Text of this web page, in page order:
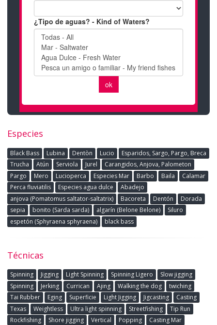
Especies
Black Bass Lubina Dentòn Lucio
Esparidos, Sargo, Pargo, Breca
Trucha
Atún Serviola Jurel
Carangidos, Anjova, Palometon
Pargo
Mero Lucioperca Especies Mar Barbo Baila
Calamar
Perca fluviatilis
Especies agua dulce
Abadejo
anjova (Pomatomus saltator-saltatrix)
Bacoreta Dentón
Dorada
sepia
bonito (Sarda sarda) algarín (Belone Belone)
Siluro
espetón (Sphyraena sphyraena)
black bass
Técnicas
Spinning Jigging Light Spinning Spinning Ligero
Slow jigging
Spinning
Jerking Currican Ajing Walking the dog
twiching
Tai Rubber
Eging Superficie Light Jigging Jigcasting
Casting
Texas
Weightless Ultra light spinning Streetfishing
Tip Run
Rockfishing
Shore jigging Vertical Popping
Casting Mar